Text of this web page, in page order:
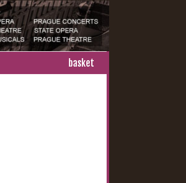
basket